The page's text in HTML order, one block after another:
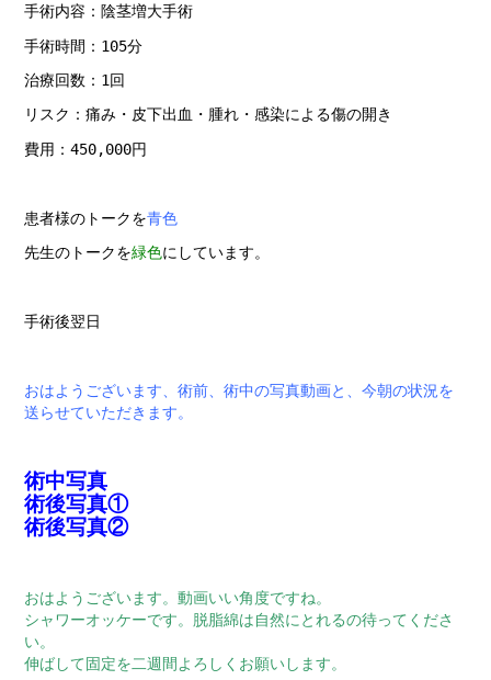
手術内容：陰茎増大手術
手術時間：105分
治療回数：1回
リスク：痛み・皮下出血・腫れ・感染による傷の開き
費用：450,000円
患者様のトークを青色
先生のトークを緑色にしています。
手術後翌日
おはようございます、術前、術中の写真動画と、今朝の状況を
送らせていただきます。
術中写真
術後写真①
術後写真②
おはようございます。動画いい角度ですね。
シャワーオッケーです。脱脂綿は自然にとれるの待ってくださ
い。
伸ばして固定を二週間よろしくお願いします。